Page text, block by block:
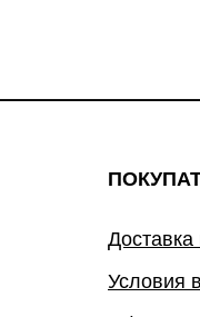
Условия